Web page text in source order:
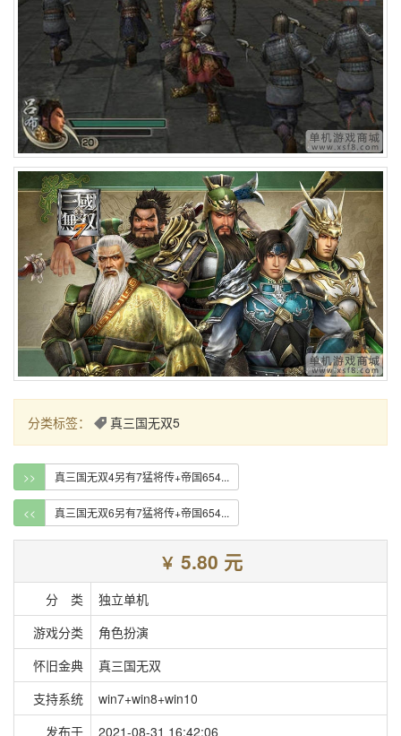
分类标签： 真三国无双5
>> 真三国无双4另有7猛将传+帝国654...
<< 真三国无双6另有7猛将传+帝国654...
￥ 5.80 元
分 类
独立单机
游戏分类
角色扮演
怀旧金典
真三国无双
支持系统
win7+win8+win10
发布于
2021-08-31 16:42:06